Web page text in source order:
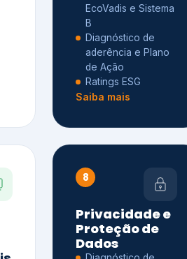
EcoVadis e Sistema
B
Diagnóstico de
aderência e Plano
de Ação
Ratings ESG
Saiba mais
8
Privacidade e
Proteção de
Dados